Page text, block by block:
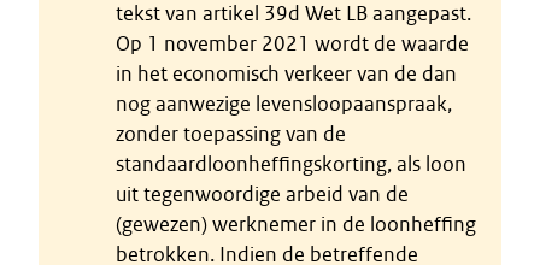
tekst van artikel 39d Wet LB aangepast.
Op 1 november 2021 wordt de waarde
in het economisch verkeer van de dan
nog aanwezige levensloopaanspraak,
zonder toepassing van de
standaardloonheffingskorting, als loon
uit tegenwoordige arbeid van de
(gewezen) werknemer in de loonheffing
betrokken. Indien de betreffende